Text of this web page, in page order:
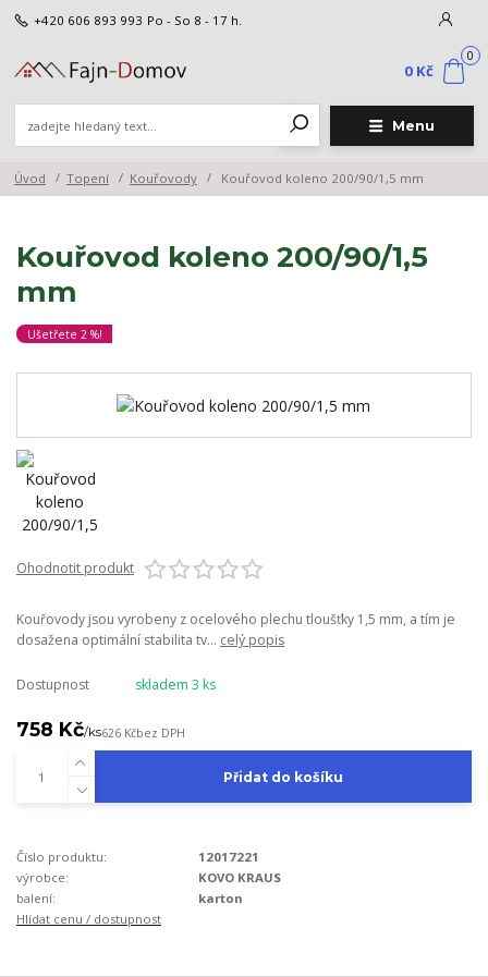
Menu
+420 606 893 993 Po - So 8 - 17 h.
0
0 Kč
Úvod Topení Kouřovody Kouřovod koleno 200/90/1,5 mm
Kouřovod koleno 200/90/1,5
mm
Ušetřete 2 %!
Ohodnotit produkt
Kouřovody jsou vyrobeny z ocelového plechu tloušťky 1,5 mm, a tím je
dosažena optimální stabilita tv... celý popis
Dostupnost skladem 3 ks
758 Kč/ks626 Kčbez DPH
Přidat do košíku
Číslo produktu:
12017221
výrobce:
KOVO KRAUS
balení:
karton
Hlídat cenu / dostupnost